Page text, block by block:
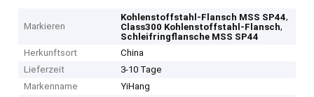
Markieren
Kohlenstoffstahl-Flansch MSS SP44,
Class300 Kohlenstoffstahl-Flansch,
Schleifringflansche MSS SP44
Herkunftsort
China
Lieferzeit
3-10 Tage
Markenname
YiHang